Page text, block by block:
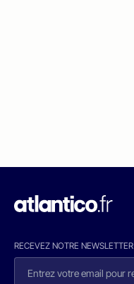
RECEVEZ NOTRE NEWSLETTER